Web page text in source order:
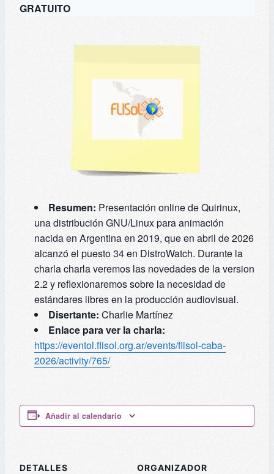
GRATUITO
Resumen: Presentación online de Quirinux,
una distribución GNU/Linux para animación
nacida en Argentina en 2019, que en abril de 2026
alcanzó el puesto 34 en DistroWatch. Durante la
charla charla veremos las novedades de la version
2.2 y reflexionaremos sobre la necesidad de
estándares libres en la producción audiovisual.
Disertante: Charlie Martínez
Enlace para ver la charla:
https://eventol.flisol.org.ar/events/flisol-caba-
2026/activity/765/
Añadir al calendario
DETALLES ORGANIZADOR